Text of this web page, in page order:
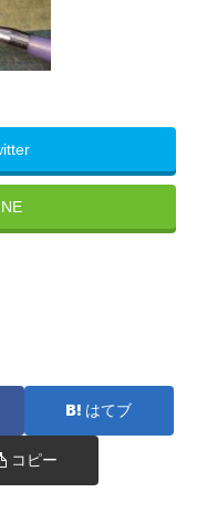
はてブ
コピー